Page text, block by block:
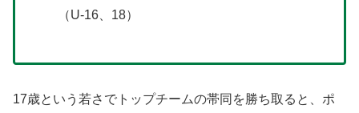
（U-16、18）
17歳という若さでトップチームの帯同を勝ち取ると、ポ